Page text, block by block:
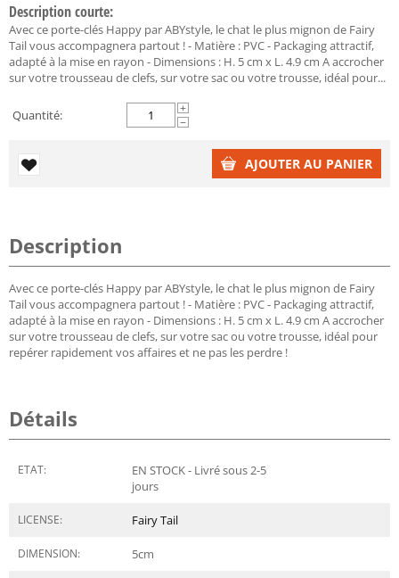
Description courte:
Avec ce porte-clés Happy par ABYstyle, le chat le plus mignon de Fairy
Tail vous accompagnera partout ! - Matière : PVC - Packaging attractif,
adapté à la mise en rayon - Dimensions : H. 5 cm x L. 4.9 cm A accrocher
sur votre trousseau de clefs, sur votre sac ou votre trousse, idéal pour...
Quantité:
+
−
AJOUTER AU PANIER
Description
Avec ce porte-clés Happy par ABYstyle, le chat le plus mignon de Fairy
Tail vous accompagnera partout ! - Matière : PVC - Packaging attractif,
adapté à la mise en rayon - Dimensions : H. 5 cm x L. 4.9 cm A accrocher
sur votre trousseau de clefs, sur votre sac ou votre trousse, idéal pour
repérer rapidement vos affaires et ne pas les perdre !
Détails
ETAT:
EN STOCK - Livré sous 2-5
jours
LICENSE: Fairy Tail
DIMENSION: 5cm